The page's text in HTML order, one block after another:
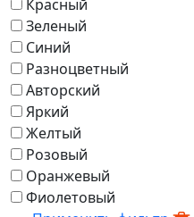
Красный
Зеленый
Синий
Разноцветный
Авторский
Яркий
Желтый
Розовый
Оранжевый
Фиолетовый